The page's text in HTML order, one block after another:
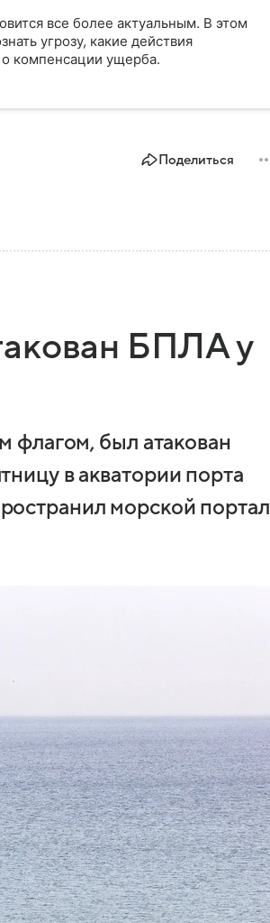
все более актуальным. В этом
угрозу, какие действия
компенсации ущерба.
Поделиться
БПЛА у
флагом, был атакован
в акватории порта
морской портал